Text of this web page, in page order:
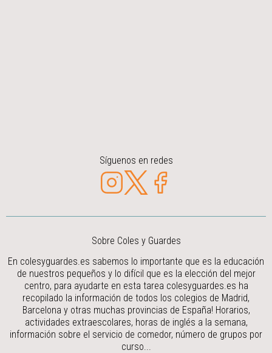
Síguenos en redes
Sobre Coles y Guardes
En colesyguardes.es sabemos lo importante que es la educación
de nuestros pequeños y lo difícil que es la elección del mejor
centro, para ayudarte en esta tarea colesyguardes.es ha
recopilado la información de todos los colegios de Madrid,
Barcelona y otras muchas provincias de España! Horarios,
actividades extraescolares, horas de inglés a la semana,
información sobre el servicio de comedor, número de grupos por
curso...